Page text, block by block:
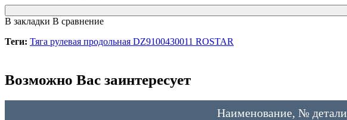
В закладки В сравнение
Теги: Тяга рулевая продольная DZ9100430011 ROSTAR
Возможно Вас заинтересует
Наименование, № детали